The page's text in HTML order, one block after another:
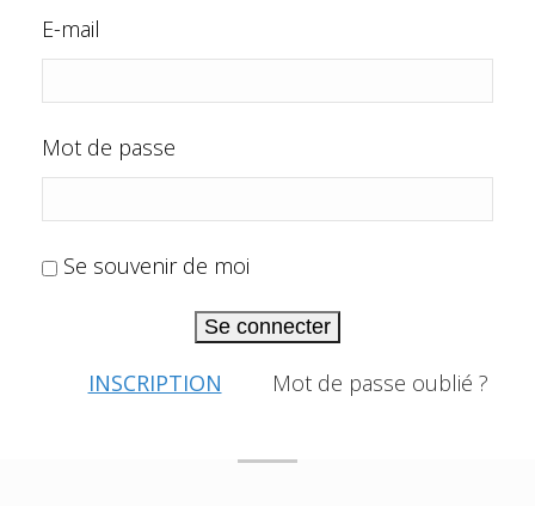
E-mail
Mot de passe
Se souvenir de moi
Se connecter
INSCRIPTION Mot de passe oublié ?